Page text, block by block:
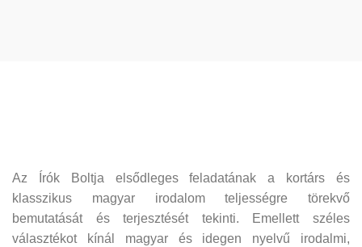
Az Írók Boltja elsődleges feladatának a kortárs és
klasszikus magyar irodalom teljességre törekvő
bemutatását és terjesztését tekinti. Emellett széles
választékot kínál magyar és idegen nyelvű irodalmi,